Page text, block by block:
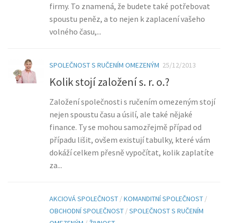
firmy. To znamená, že budete také potřebovat
spoustu peněz, a to nejen k zaplacení vašeho
volného času,...
SPOLEČNOST S RUČENÍM OMEZENÝM 25/12/2013
Kolik stojí založení s. r. o.?
Založení společnosti s ručením omezeným stojí
nejen spoustu času a úsilí, ale také nějaké
finance. Ty se mohou samozřejmě případ od
případu lišit, ovšem existují tabulky, které vám
dokáží celkem přesně vypočítat, kolik zaplatíte
za...
AKCIOVÁ SPOLEČNOST /KOMANDITNÍ SPOLEČNOST /
OBCHODNÍ SPOLEČNOST /SPOLEČNOST S RUČENÍM